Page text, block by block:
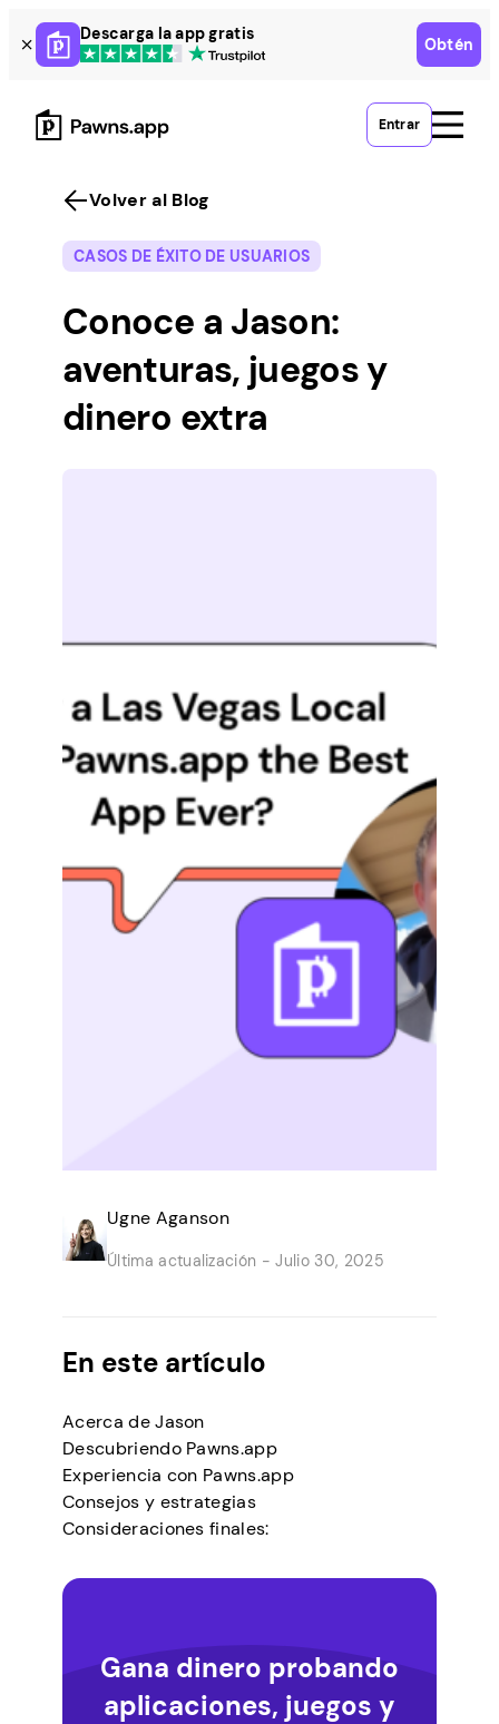
Skip
to
content
Descarga la app gratis
Obtén
Entrar
Volver al Blog
CASOS DE ÉXITO DE USUARIOS
Conoce a Jason:
aventuras, juegos y
dinero extra
Ugne Aganson
Última actualización - Julio 30, 2025
En este artículo
Acerca de Jason
Descubriendo Pawns.app
Experiencia con Pawns.app
Consejos y estrategias
Consideraciones finales:
Gana dinero probando
aplicaciones, juegos y